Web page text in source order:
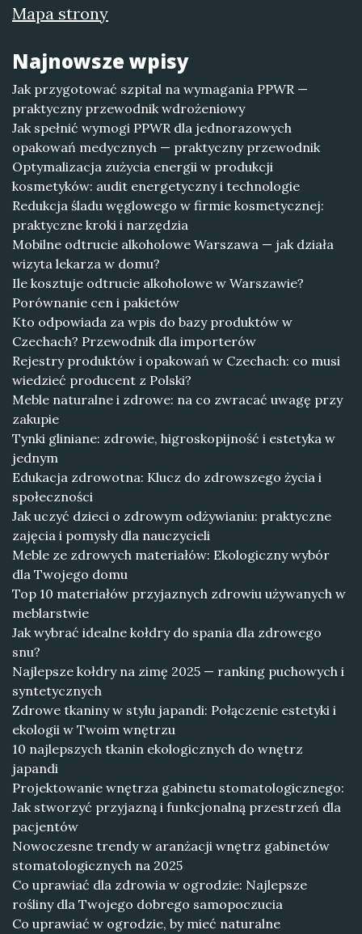
Mapa strony
Najnowsze wpisy
Jak przygotować szpital na wymagania PPWR —
praktyczny przewodnik wdrożeniowy
Jak spełnić wymogi PPWR dla jednorazowych
opakowań medycznych — praktyczny przewodnik
Optymalizacja zużycia energii w produkcji
kosmetyków: audit energetyczny i technologie
Redukcja śladu węglowego w firmie kosmetycznej:
praktyczne kroki i narzędzia
Mobilne odtrucie alkoholowe Warszawa — jak działa
wizyta lekarza w domu?
Ile kosztuje odtrucie alkoholowe w Warszawie?
Porównanie cen i pakietów
Kto odpowiada za wpis do bazy produktów w
Czechach? Przewodnik dla importerów
Rejestry produktów i opakowań w Czechach: co musi
wiedzieć producent z Polski?
Meble naturalne i zdrowe: na co zwracać uwagę przy
zakupie
Tynki gliniane: zdrowie, higroskopijność i estetyka w
jednym
Edukacja zdrowotna: Klucz do zdrowszego życia i
społeczności
Jak uczyć dzieci o zdrowym odżywianiu: praktyczne
zajęcia i pomysły dla nauczycieli
Meble ze zdrowych materiałów: Ekologiczny wybór
dla Twojego domu
Top 10 materiałów przyjaznych zdrowiu używanych w
meblarstwie
Jak wybrać idealne kołdry do spania dla zdrowego
snu?
Najlepsze kołdry na zimę 2025 — ranking puchowych i
syntetycznych
Zdrowe tkaniny w stylu japandi: Połączenie estetyki i
ekologii w Twoim wnętrzu
10 najlepszych tkanin ekologicznych do wnętrz
japandi
Projektowanie wnętrza gabinetu stomatologicznego:
Jak stworzyć przyjazną i funkcjonalną przestrzeń dla
pacjentów
Nowoczesne trendy w aranżacji wnętrz gabinetów
stomatologicznych na 2025
Co uprawiać dla zdrowia w ogrodzie: Najlepsze
rośliny dla Twojego dobrego samopoczucia
Co uprawiać w ogrodzie, by mieć naturalne